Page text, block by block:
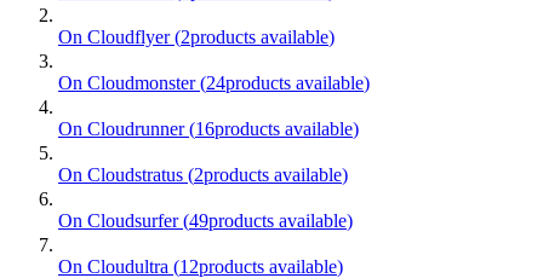
On Cloudflyer (2products available)
On Cloudmonster (24products available)
On Cloudrunner (16products available)
On Cloudstratus (2products available)
On Cloudsurfer (49products available)
On Cloudultra (12products available)